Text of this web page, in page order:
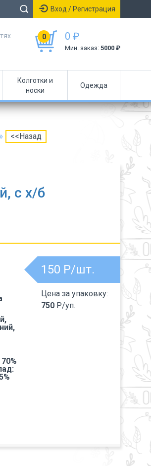
Вход / Регистрация
0 0 ₽
Мин. заказ: 5000 ₽
Колготки и
носки
Одежда
<<Назад
с х/б
150 Р/шт.
Цена за упаковку:
750 Р/уп.